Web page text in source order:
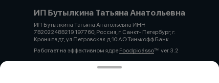
ИП Бутылкина Татьяна Анатольевна
ИП Бутылкина Татьяна Анатольевна ИНН
782022488219 197760, Россия, г. Санкт- Петербург, г.
Кронштадт, ул Петровская д 10 АО Тинькофф Банк
Работает на эффективном ядре Foodpicássover. 3.2